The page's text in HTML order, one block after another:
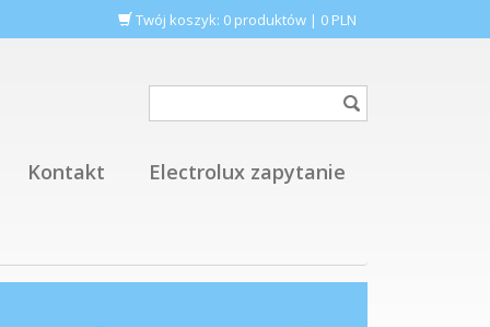
Twój koszyk: 0 produktów | 0 PLN
Kontakt Electrolux zapytanie